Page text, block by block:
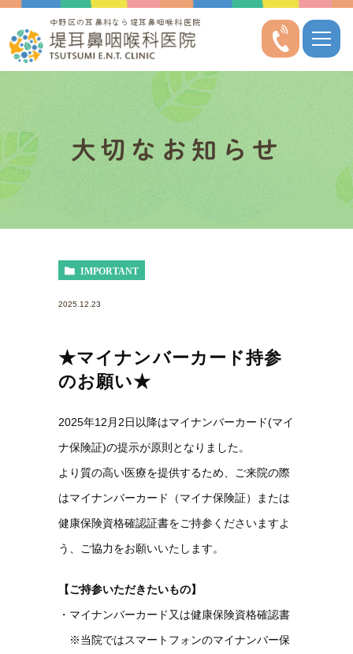
中野区の耳鼻科なら堤耳鼻咽喉科医院
大切なお知らせ
IMPORTANT
2025.12.23
★マイナンバーカード持参
のお願い★
2025年12月2日以降はマイナンバーカード(マイ
ナ保険証)の提示が原則となりました。
より質の高い医療を提供するため、ご来院の際
はマイナンバーカード（マイナ保険証）または
健康保険資格確認証書をご持参くださいますよ
う、ご協力をお願いいたします。
【ご持参いただきたいもの】
・マイナンバーカード又は健康保険資格確認書
※当院ではスマートフォンのマイナンバー保